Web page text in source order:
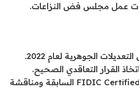
عمل مجلس فض النزاعات.
القرار التعاقدي الصحيح.
حل تمارين وأسئلة تطبيقية على نماذج اختبارات FIDIC Certified Contract Manager السابقة ومناقشة